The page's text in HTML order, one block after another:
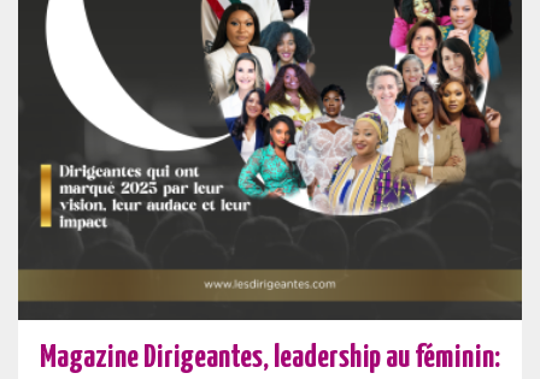
Magazine Dirigeantes, leadership au féminin: